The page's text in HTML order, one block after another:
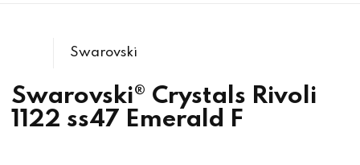
Swarovski® Crystals Rivoli
1122 ss47 Emerald F
Swarovski